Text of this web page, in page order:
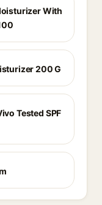
With
200 G
Tested SPF